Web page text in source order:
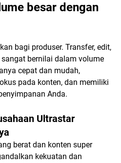
besar dengan
bagi produser. Transfer, edit,
bernilai dalam volume
cepat dan mudah,
pada konten, dan memiliki
Anda.
Ultrastar
berat dan konten super
kekuatan dan